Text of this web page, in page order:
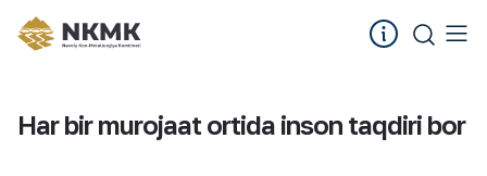
Har bir murojaat ortida inson taqdiri bor